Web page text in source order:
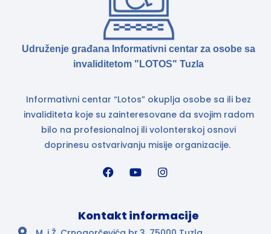
Udruženje građana Informativni centar za osobe sa
invaliditetom "LOTOS" Tuzla
Informativni centar “Lotos” okuplja osobe sa ili bez
invaliditeta koje su zainteresovane da svojim radom
bilo na profesionalnoj ili volonterskoj osnovi
doprinesu ostvarivanju misije organizacije.
Kontakt informacije